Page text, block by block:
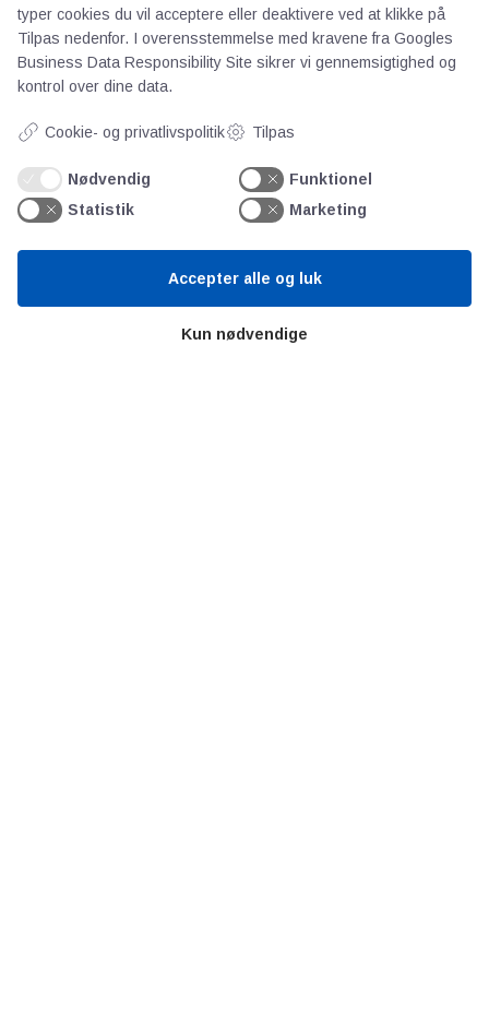
AOT
Priser
typer cookies du vil acceptere eller deaktivere ved at klikke på
Tilpas nedenfor. I overensstemmelse med kravene fra Googles
Business Data Responsibility Site sikrer vi gennemsigtighed og
kontrol over dine data.
Cookie- og privatlivspolitik Tilpas
Nødvendig
Funktionel
Statistik
Marketing
Kun nødvendige
Accepter alle og luk